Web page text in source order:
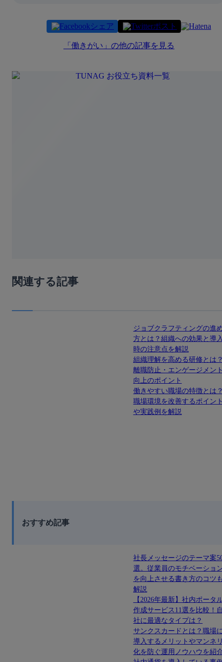
シェア ポスト
「 働きがい 」の他の記事を見る
関連する記事
ジョブクラフティングの進
方とは？組織への効果と導
時の注意点を解説
組織理解を高める研修とは
離職防止・エンゲージメン
向上のポイント
働きやすい職場の特徴とは
職場環境を改善するポイン
や実践例を解説
おすすめ記事
社長メッセージのテーマ案
選。従業員のモチベーショ
を向上させる書き方のコツ
解説
【2026年最新】社内ポータ
作成サービス11選を比較！
社に最適なタイプは？
サンクスカードとは？職場
導入するメリットやマンネ
化を防ぐ運用ノウハウを紹